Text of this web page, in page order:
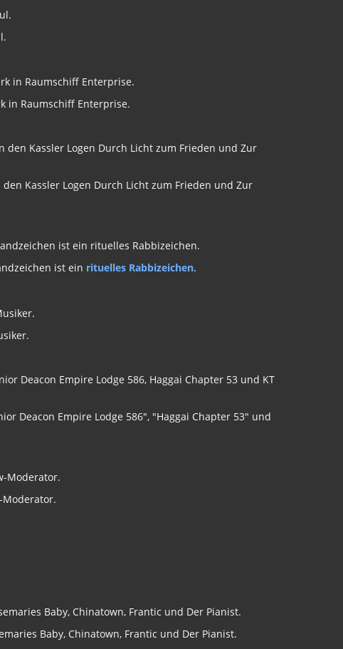
in Raumschiff Enterprise.
Kassler Logen Durch Licht zum Frieden und Zur
ist ein rituelles Rabbizeichen.
Deacon Empire Lodge 586", "Haggai Chapter 53" und
Moderator.
Baby, Chinatown, Frantic und Der Pianist.